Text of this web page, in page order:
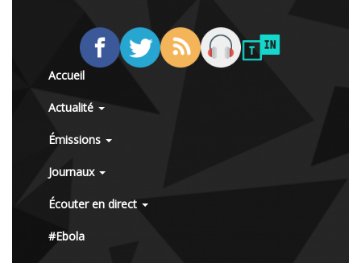
Accueil
Actualité
Émissions
Journaux
Écouter en direct
#Ebola